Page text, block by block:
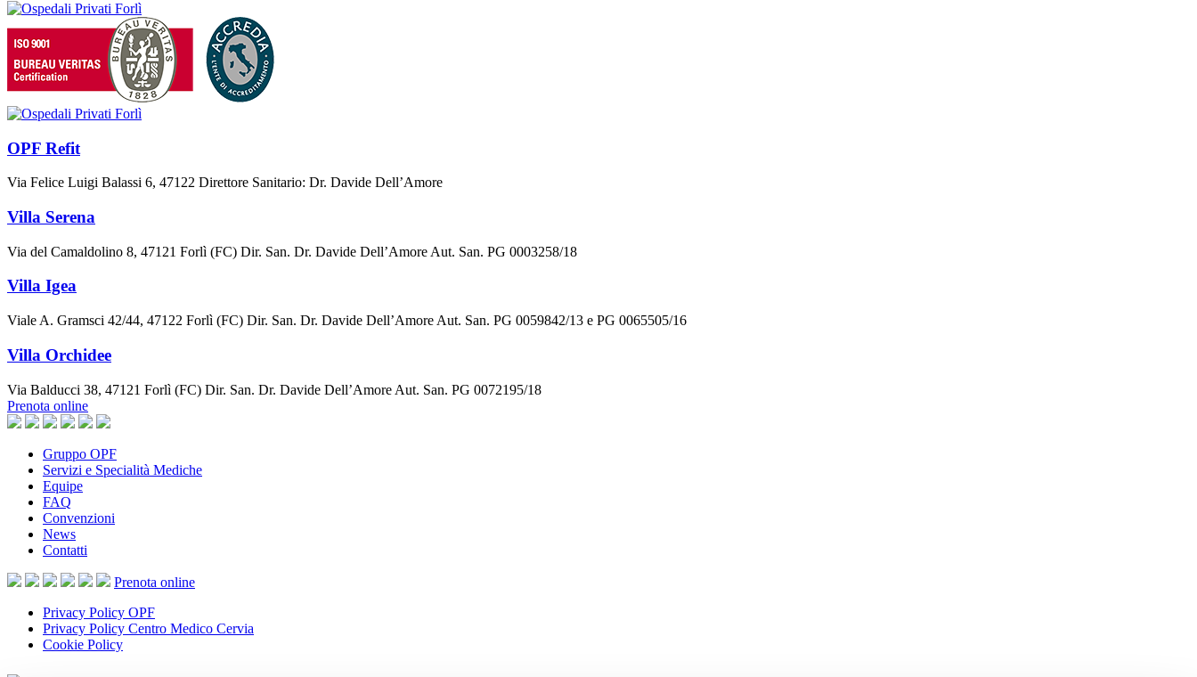
OPF Refit
Via Felice Luigi Balassi 6, 47122 Direttore Sanitario: Dr. Davide Dell’Amore
Villa Serena
Via del Camaldolino 8, 47121 Forlì (FC) Dir. San. Dr. Davide Dell’Amore Aut. San. PG 0003258/18
Villa Igea
Viale A. Gramsci 42/44, 47122 Forlì (FC) Dir. San. Dr. Davide Dell’Amore Aut. San. PG 0059842/13 e PG 0065505/16
Villa Orchidee
Via Balducci 38, 47121 Forlì (FC) Dir. San. Dr. Davide Dell’Amore Aut. San. PG 0072195/18
Prenota online
Gruppo OPF
Servizi e Specialità Mediche
Equipe
FAQ
Convenzioni
News
Contatti
Prenota online
Privacy Policy OPF
Privacy Policy Centro Medico Cervia
Cookie Policy